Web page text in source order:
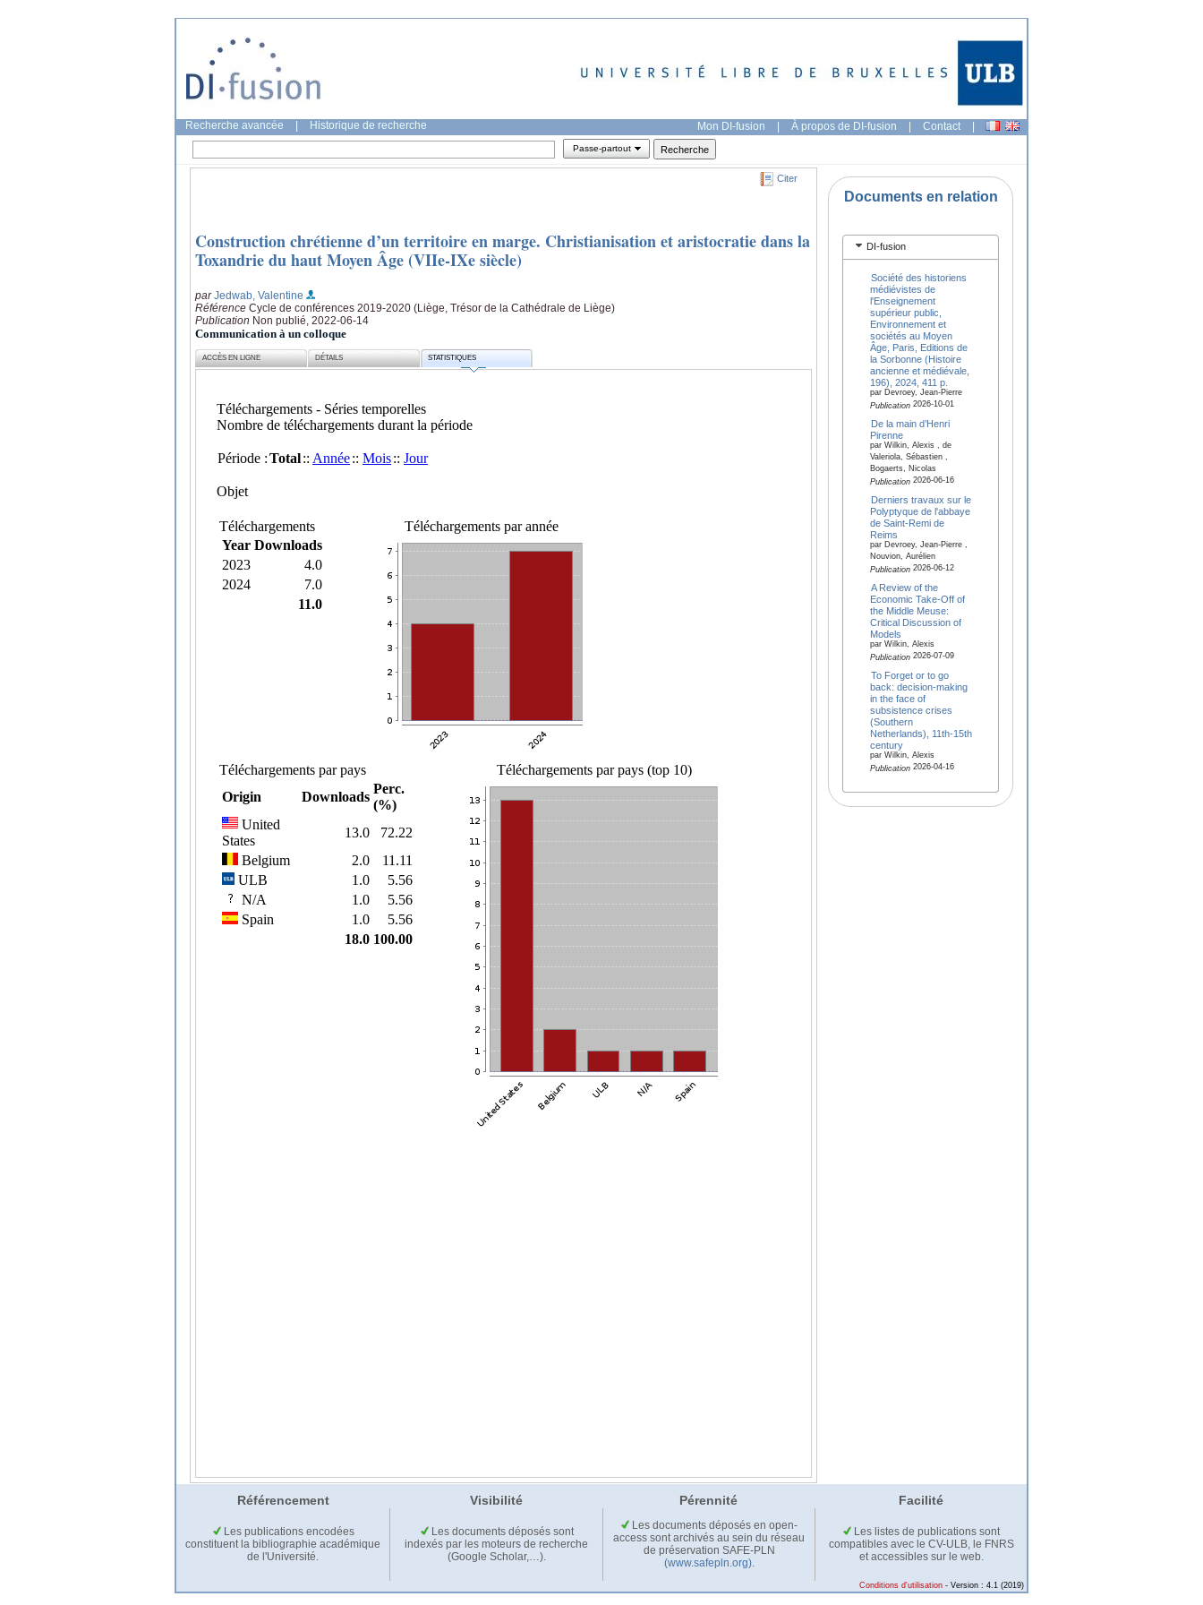
Recherche avancée Historique de recherche Mon DI-fusion | À propos de DI-fusion | Contact |
Passe-partout
Citer
Construction chrétienne d’un territoire en marge. Christianisation et aristocratie dans la
Toxandrie du haut Moyen Âge (VIIe-IXe siècle)
parJedwab, Valentine
Référence Cycle de conférences 2019-2020 (Liège, Trésor de la Cathédrale de Liège)
Publication Non publié, 2022-06-14
Communication à un colloque
ACCÈS EN LIGNE DÉTAILS STATISTIQUES
Documents en relation
DI-fusion
Société des historiens
médiévistes de
l'Enseignement
supérieur public,
Environnement et
sociétés au Moyen
Âge, Paris, Editions de
la Sorbonne (Histoire
ancienne et médiévale,
196), 2024, 411 p.
par Devroey, Jean-Pierre
Publication2026-10-01
De la main d’Henri
Pirenne
par Wilkin, Alexis , de
Valeriola, Sébastien ,
Bogaerts, Nicolas
Publication2026-06-16
Derniers travaux sur le
Polyptyque de l'abbaye
de Saint-Remi de
Reims
par Devroey, Jean-Pierre ,
Nouvion, Aurélien
Publication2026-06-12
A Review of the
Economic Take-Off of
the Middle Meuse:
Critical Discussion of
Models
par Wilkin, Alexis
Publication2026-07-09
To Forget or to go
back: decision-making
in the face of
subsistence crises
(Southern
Netherlands), 11th-15th
century
par Wilkin, Alexis
Publication2026-04-16
Référencement Visibilité Pérennité Facilité
Les publications encodées
constituent la bibliographie académique
de l'Université.
Les documents déposés sont
indexés par les moteurs de recherche
(Google Scholar,…).
Les documents déposés en open-
access sont archivés au sein du réseau
de préservation SAFE-PLN
(www.safepln.org).
Les listes de publications sont
compatibles avec le CV-ULB, le FNRS
et accessibles sur le web.
Conditions d'utilisation - Version : 4.1 (2019)